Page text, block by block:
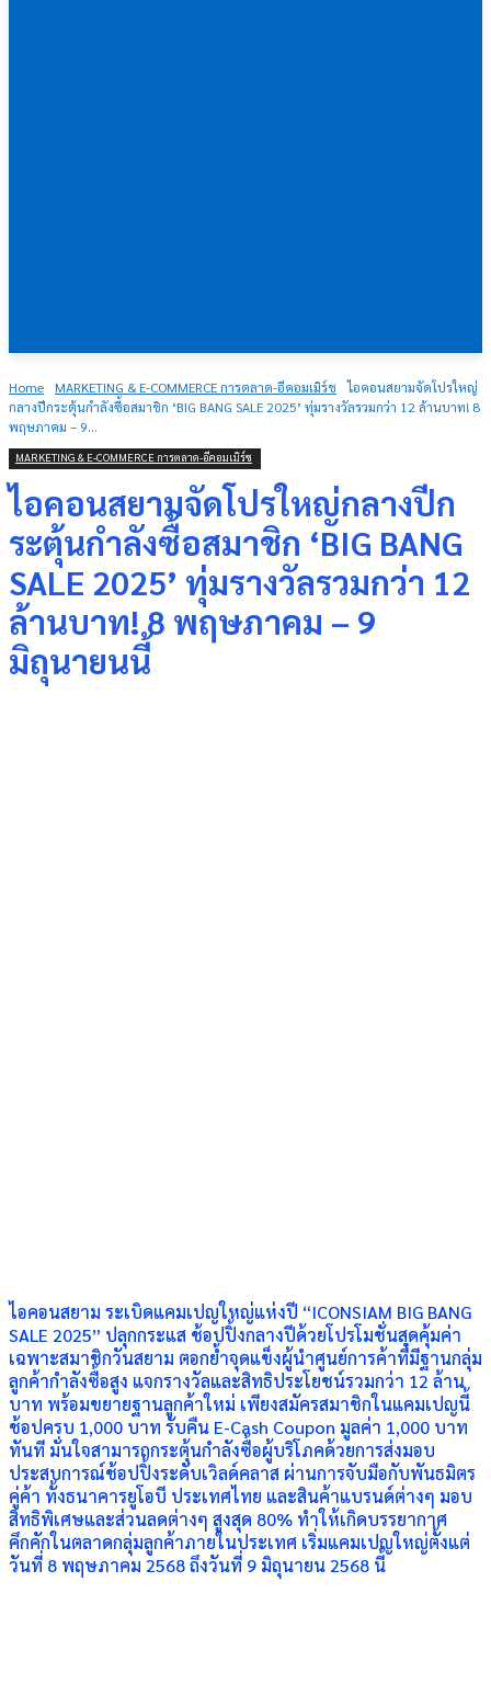
Home MARKETING & E-COMMERCE การตลาด-อีคอมเมิร์ช
ไอคอนสยามจัดโปรใหญ่
กลางปีกระตุ้นกำลังซื้อสมาชิก ‘BIG BANG SALE 2025’ ทุ่มรางวัลรวมกว่า 12 ล้านบาท! 8
พฤษภาคม – 9...
MARKETING & E-COMMERCE การตลาด-อีคอมเมิร์ช
ไอคอนสยามจัดโปรใหญ่กลางปีก
ระตุ้นกำลังซื้อสมาชิก ‘BIG BANG
SALE 2025’ ทุ่มรางวัลรวมกว่า 12
ล้านบาท! 8 พฤษภาคม – 9
มิถุนายนนี้
ไอคอนสยาม ระเบิดแคมเปญใหญ่แห่งปี “ICONSIAM BIG BANG
SALE 2025” ปลุกกระแส ช้อปปิ้งกลางปีด้วยโปรโมชั่นสุดคุ้มค่า
เฉพาะสมาชิกวันสยาม ตอกย้ำจุดแข็งผู้นำศูนย์การค้าที่มีฐานกลุ่ม
ลูกค้ากำลังซื้อสูง แจกรางวัลและสิทธิประโยชน์รวมกว่า 12 ล้าน
บาท พร้อมขยายฐานลูกค้าใหม่ เพียงสมัครสมาชิกในแคมเปญนี้
ช้อปครบ 1,000 บาท รับคืน E-Cash Coupon มูลค่า 1,000 บาท
ทันที มั่นใจสามารถกระตุ้นกำลังซื้อผู้บริโภคด้วยการส่งมอบ
ประสบการณ์ช้อปปิ้งระดับเวิลด์คลาส ผ่านการจับมือกับพันธมิตร
คู่ค้า ทั้งธนาคารยูโอบี ประเทศไทย และสินค้าแบรนด์ต่างๆ มอบ
สิทธิพิเศษและส่วนลดต่างๆ สูงสุด 80% ทำให้เกิดบรรยากาศ
คึกคักในตลาดกลุ่มลูกค้าภายในประเทศ เริ่มแคมเปญใหญ่ตั้งแต่
วันที่ 8 พฤษภาคม 2568 ถึงวันที่ 9 มิถุนายน 2568 นี้